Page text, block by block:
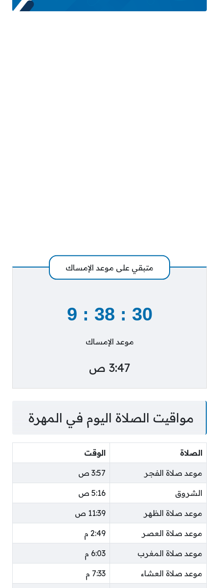
متبقي على موعد الإمساك
29
:
38
:
9
موعد الإمساك
3:47 ص
مواقيت الصلاة اليوم في المهرة
الصلاة الوقت
موعد صلاة الفجر 3:57 ص
الشروق 5:16 ص
موعد صلاة الظهر 11:39 ص
موعد صلاة العصر 2:49 م
موعد صلاة المغرب 6:03 م
موعد صلاة العشاء 7:33 م